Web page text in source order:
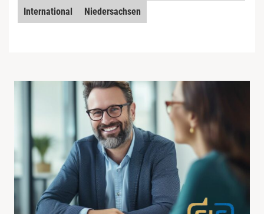
International
Niedersachsen